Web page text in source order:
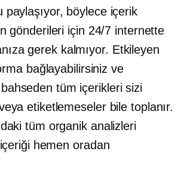
paylaşıyor, böylece içerik
gönderileri için 24/7 internette
gerek kalmıyor. Etkileyen
bağlayabilirsiniz ve
tüm içerikleri sizi
etiketlemeseler bile toplanır.
tüm organik analizleri
hemen oradan